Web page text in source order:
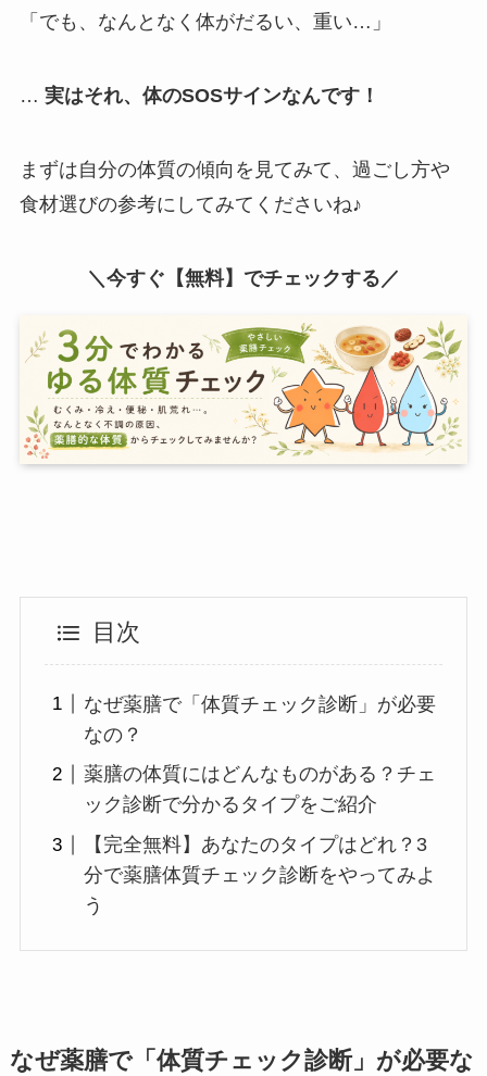
「でも、なんとなく体がだるい、重い…」
… 実はそれ、体のSOSサインなんです！
まずは自分の体質の傾向を見てみて、過ごし方や
食材選びの参考にしてみてくださいね♪
＼今すぐ【無料】でチェックする／
目次
なぜ薬膳で「体質チェック診断」が必要
なの？
薬膳の体質にはどんなものがある？チェ
ック診断で分かるタイプをご紹介
【完全無料】あなたのタイプはどれ？3
分で薬膳体質チェック診断をやってみよ
う
なぜ薬膳で「体質チェック診断」が必要な